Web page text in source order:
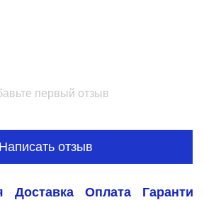
первый отзыв
Написать отзыв
Доставка Оплата Гарантия